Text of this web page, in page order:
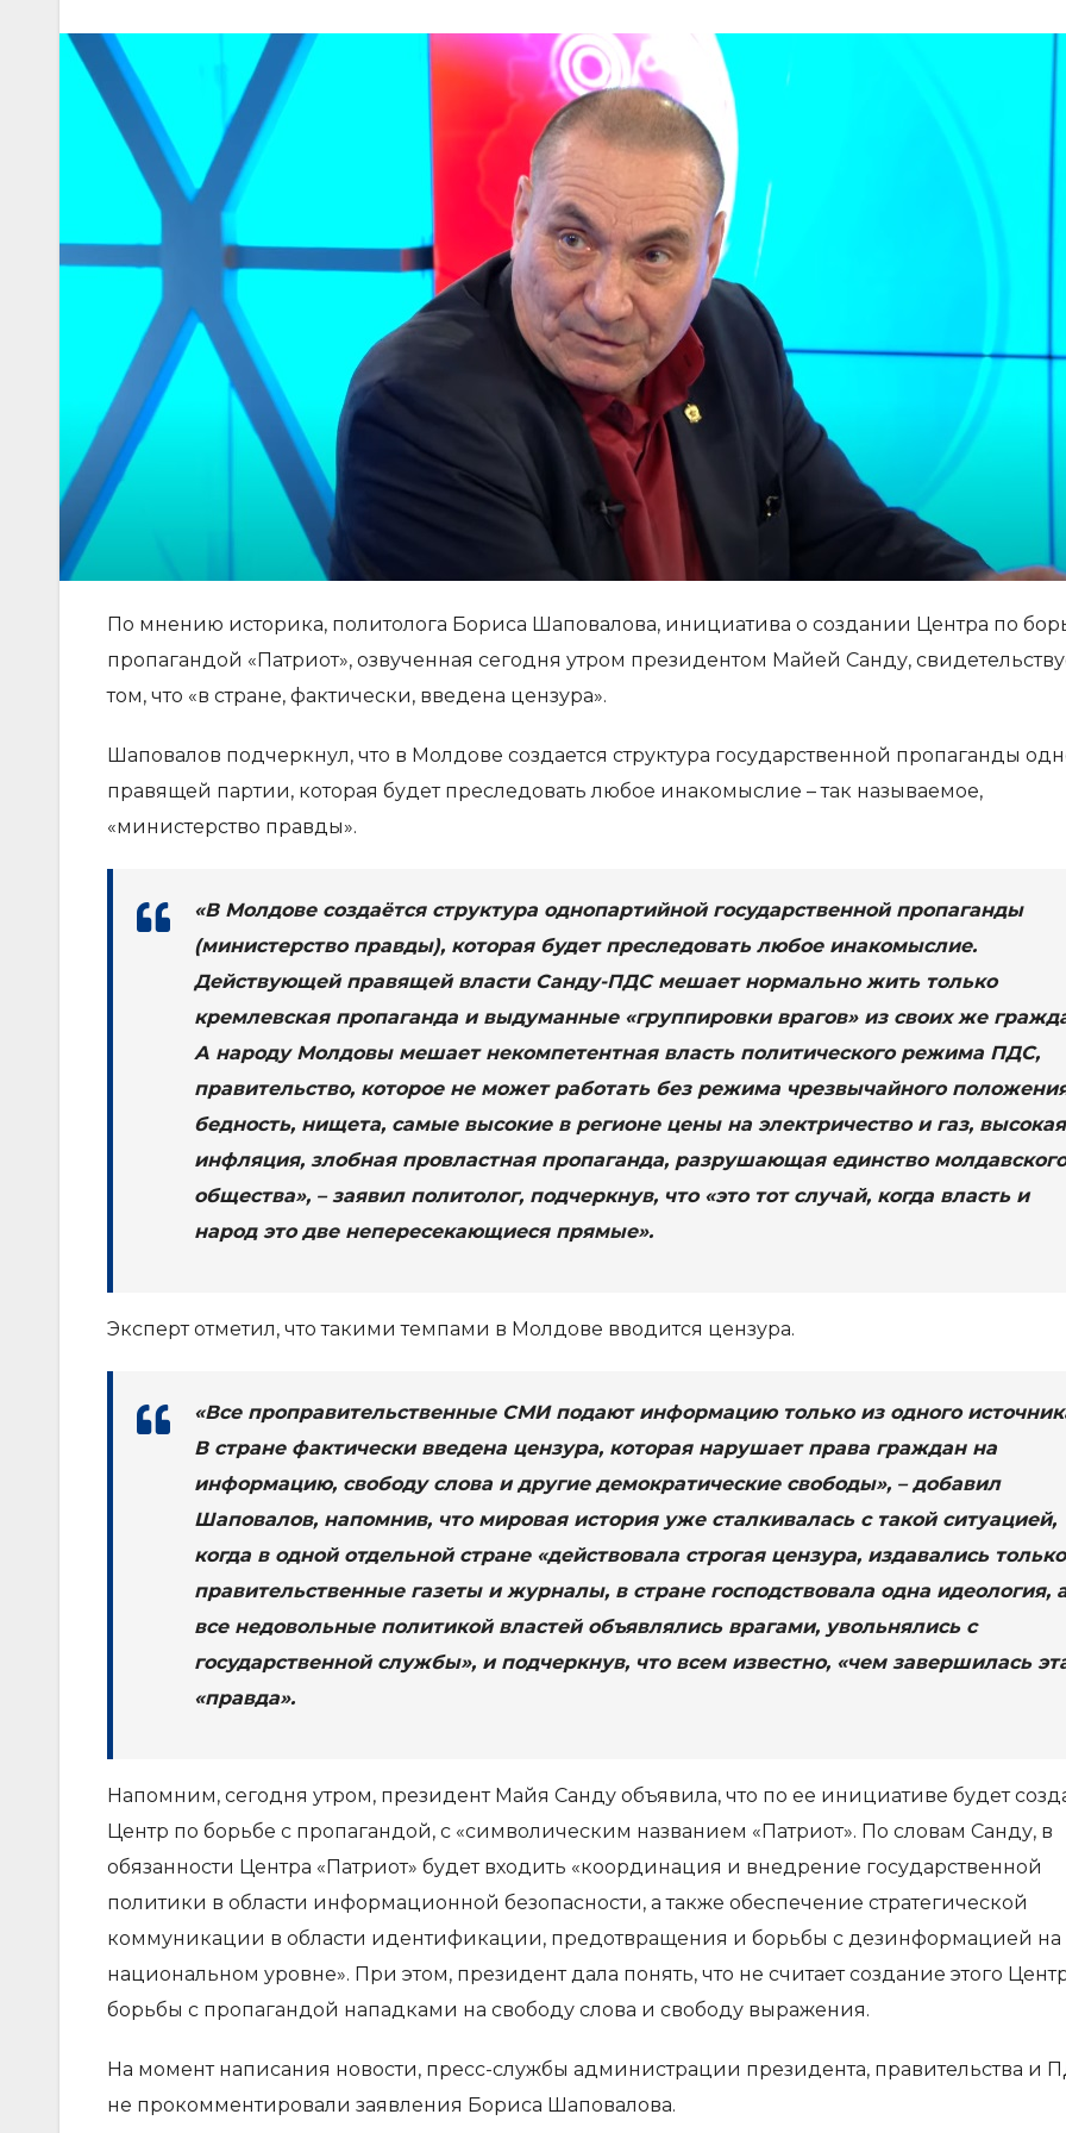
По мнению историка, политолога Бориса Шаповалова, инициатива о создании Центра по
пропагандой «Патриот», озвученная сегодня утром президентом Майей Санду,
том, что «в стране, фактически, введена цензура».
Шаповалов подчеркнул, что в Молдове создается структура государственной пропаганды
правящей партии, которая будет преследовать любое инакомыслие – так называемое,
«министерство правды».
«В Молдове создаётся структура однопартийной государственной пропаганды
(министерство правды), которая будет преследовать любое инакомыслие.
Действующей правящей власти Санду-ПДС мешает нормально жить только
кремлевская пропаганда и выдуманные «группировки врагов» из своих же
А народу Молдовы мешает некомпетентная власть политического режима ПДС,
правительство, которое не может работать без режима чрезвычайного
бедность, нищета, самые высокие в регионе цены на электричество и газ, высокая
инфляция, злобная провластная пропаганда, разрушающая единство молдавского
общества», – заявил политолог, подчеркнув, что «это тот случай, когда власть и
народ это две непересекающиеся прямые».
Эксперт отметил, что такими темпами в Молдове вводится цензура.
«Все проправительственные СМИ подают информацию только из одного
В стране фактически введена цензура, которая нарушает права граждан на
информацию, свободу слова и другие демократические свободы», – добавил
Шаповалов, напомнив, что мировая история уже сталкивалась с такой ситуацией,
когда в одной отдельной стране «действовала строгая цензура, издавались только
правительственные газеты и журналы, в стране господствовала одна идеология,
все недовольные политикой властей объявлялись врагами, увольнялись с
государственной службы», и подчеркнув, что всем известно, «чем завершилась
«правда».
Напомним, сегодня утром, президент Майя Санду объявила, что по ее инициативе будет
Центр по борьбе с пропагандой, с «символическим названием «Патриот». По словам Санду, в
обязанности Центра «Патриот» будет входить «координация и внедрение государственной
политики в области информационной безопасности, а также обеспечение стратегической
коммуникации в области идентификации, предотвращения и борьбы с дезинформацией на
национальном уровне». При этом, президент дала понять, что не считает создание этого
борьбы с пропагандой нападками на свободу слова и свободу выражения.
На момент написания новости, пресс-службы администрации президента, правительства и
не прокомментировали заявления Бориса Шаповалова.